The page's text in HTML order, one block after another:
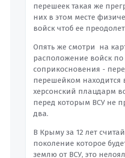
перешеек такая же
них в этом месте
войск чтоб ее
Опять же смотри на
расположение войск
соприкосновения -
перешейком находится
херсонский плацдарм
перед которым ВСУ не
два.
В Крыму за 12 лет
поколение которое
землю от ВСУ, это